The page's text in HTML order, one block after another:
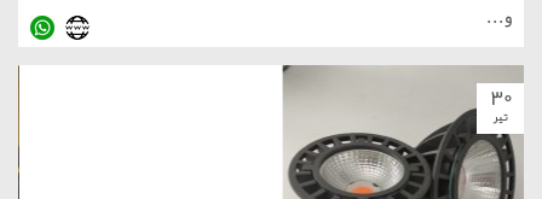
و...
۳۰
تیر